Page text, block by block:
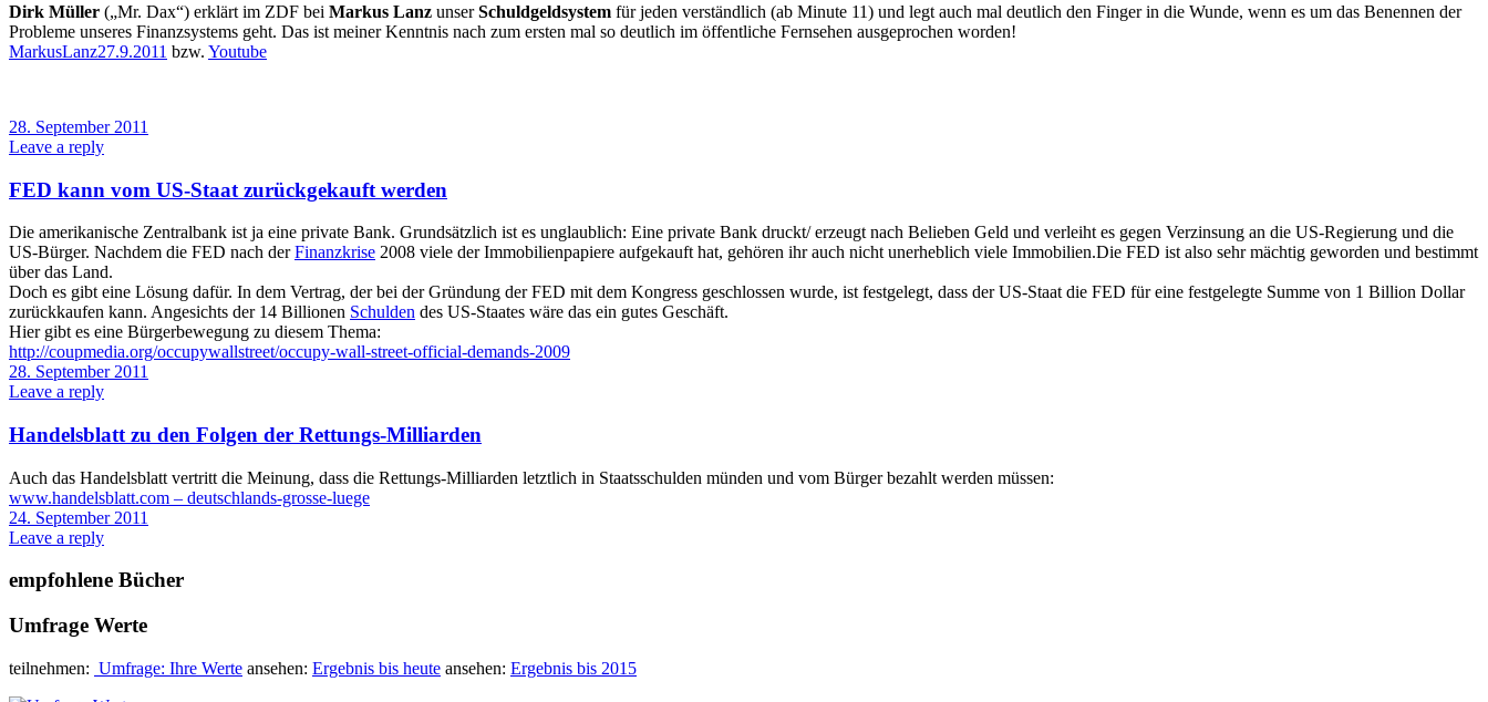
Dirk Müller („Mr. Dax“) erklärt im ZDF bei Markus Lanz unserSchuldgeldsystem für jeden verständlich (ab Minute 11) und legt auch mal deutlich den Finger in die Wunde, wenn es um das Benennen der
Probleme unseres Finanzsystems geht. Das ist meiner Kenntnis nach zum ersten mal so deutlich im öffentliche Fernsehen ausgeprochen worden!
MarkusLanz27.9.2011 bzw. Youtube
28. September 2011
Leave a reply
FED kann vom US-Staat zurückgekauft werden
Die amerikanische Zentralbank ist ja eine private Bank. Grundsätzlich ist es unglaublich: Eine private Bank druckt/ erzeugt nach Belieben Geld und verleiht es gegen Verzinsung an die US-Regierung und die
US-Bürger. Nachdem die FED nach derFinanzkrise 2008 viele der Immobilienpapiere aufgekauft hat, gehören ihr auch nicht unerheblich viele Immobilien.Die FED ist also sehr mächtig geworden und bestimmt
über das Land.
Doch es gibt eine Lösung dafür. In dem Vertrag, der bei der Gründung der FED mit dem Kongress geschlossen wurde, ist festgelegt, dass der US-Staat die FED für eine festgelegte Summe von 1 Billion Dollar
zurückkaufen kann. Angesichts der 14 Billionen Schulden des US-Staates wäre das ein gutes Geschäft.
Hier gibt es eine Bürgerbewegung zu diesem Thema:
http://coupmedia.org/occupywallstreet/occupy-wall-street-official-demands-2009
28. September 2011
Leave a reply
Handelsblatt zu den Folgen der Rettungs-Milliarden
Auch das Handelsblatt vertritt die Meinung, dass die Rettungs-Milliarden letztlich in Staatsschulden münden und vom Bürger bezahlt werden müssen:
www.handelsblatt.com – deutschlands-grosse-luege
24. September 2011
Leave a reply
empfohlene Bücher
Umfrage Werte
teilnehmen: Umfrage: Ihre Werte ansehen: Ergebnis bis heute ansehen: Ergebnis bis 2015